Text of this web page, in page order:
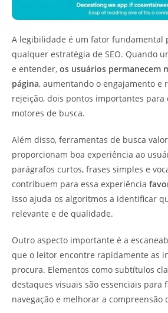
A legibilidade é um fator fundamental
qualquer estratégia de SEO. Quando
e entender, os usuários permanecem
página, aumentando o engajamento e
rejeição, dois pontos importantes para
motores de busca.
Além disso, ferramentas de busca
proporcionam boa experiência ao
parágrafos curtos, frases simples e
contribuem para essa experiência
Isso ajuda os algoritmos a identificar
relevante e de qualidade.
Outro aspecto importante é a
que o leitor encontre rapidamente as
procura. Elementos como subtítulos
destaques visuais são essenciais para
navegação e melhorar a compreensão